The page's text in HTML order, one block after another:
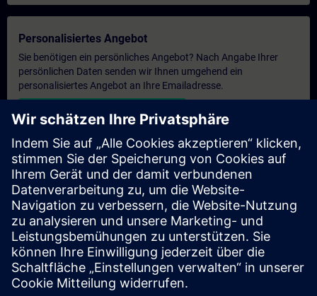
Personalisiertes Angebot
Sie benötigen ein persönliches Angebot? Nach Angabe Ihrer
persönlichen Daten senden wir Ihnen umgehend ein
personalisiertes Angebot an Ihre Emailadresse.
Persönliches Angebot zusenden
Anfrage Exklusivtraining
Haben Sie Bedarf an einem höheren Schulungsangebot und
brauchen ein exklusives Training – entweder vor Ort bei Ihnen,
virtuell oder in einem SITRAIN Trainingscenter? Nachdem Sie
uns Ihre persönlichen Daten und Ihren Trainingsbedarf
übermittelt haben, bekommen Sie von uns ein Angebot für eine
exklusive Schulung.
Exklusives Angebot anfragen